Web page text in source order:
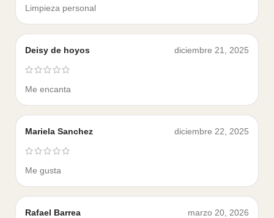
Limpieza personal
Deisy de hoyos diciembre 21, 2025
Me encanta
Mariela Sanchez diciembre 22, 2025
Me gusta
Rafael Barrea marzo 20, 2026